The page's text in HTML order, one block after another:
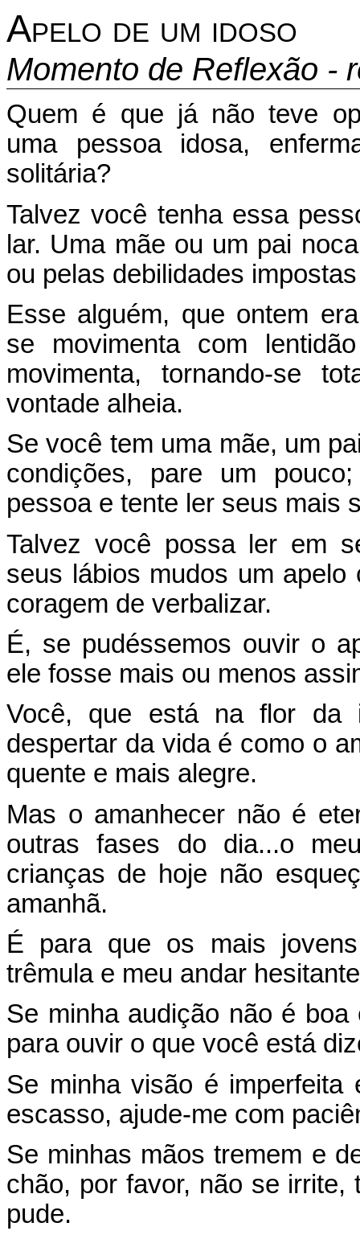
Apelo de um idoso
Momento de Reflexão -
Quem é que já não teve
uma pessoa idosa,
solitária?
Talvez você tenha essa
lar. Uma mãe ou um pai
ou pelas debilidades
Esse alguém, que ontem
se movimenta com
movimenta, tornando-se
vontade alheia.
Se você tem uma mãe, um
condições, pare um
pessoa e tente ler seus mais
Talvez você possa ler em
seus lábios mudos um apelo
coragem de verbalizar.
É, se pudéssemos ouvir o
ele fosse mais ou menos
Você, que está na flor da
despertar da vida é como o
quente e mais alegre.
Mas o amanhecer não é
outras fases do dia...o
crianças de hoje não
amanhã.
É para que os mais
trêmula e meu andar
Se minha audição não é
para ouvir o que você está
Se minha visão é imperfeita
escasso, ajude-me com
Se minhas mãos tremem e
chão, por favor, não se irrite,
pude.